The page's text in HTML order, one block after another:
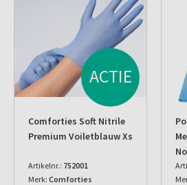
ACTIE
Comforties Soft Nitrile
Premium Voiletblauw Xs
Artikelnr.: 752001
Merk: Comforties